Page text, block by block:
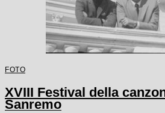
FOTO
XVIII Festival della
Sanremo